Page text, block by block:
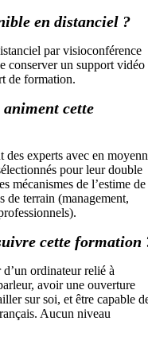
en distanciel ?
par visioconférence
conserver un support vidéo
de formation.
cette
experts avec en
pour leur double
mécanismes de l’estime de
de terrain (management,
cette formation
ordinateur relié à
avoir une ouverture
sur soi, et être capable
Aucun niveau